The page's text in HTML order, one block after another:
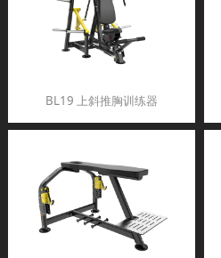
BL19 上斜推胸训练器